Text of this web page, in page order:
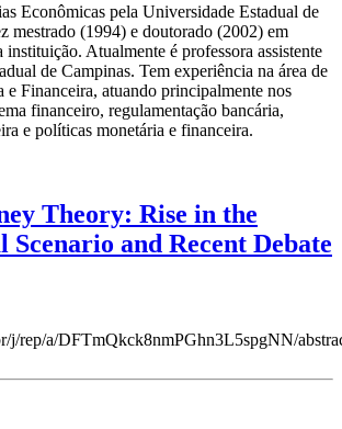
Econômicas pela Universidade Estadual de
mestrado (1994) e doutorado (2002) em
instituição. Atualmente é professora assistente
de Campinas. Tem experiência na área de
e Financeira, atuando principalmente nos
financeiro, regulamentação bancária,
e políticas monetária e financeira.
Theory: Rise in the
and Recent Debate
j/rep/a/DFTmQkck8nmPGhn3L5spgNN/